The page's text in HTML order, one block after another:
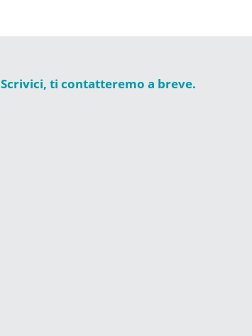
Scrivici, ti contatteremo a breve.